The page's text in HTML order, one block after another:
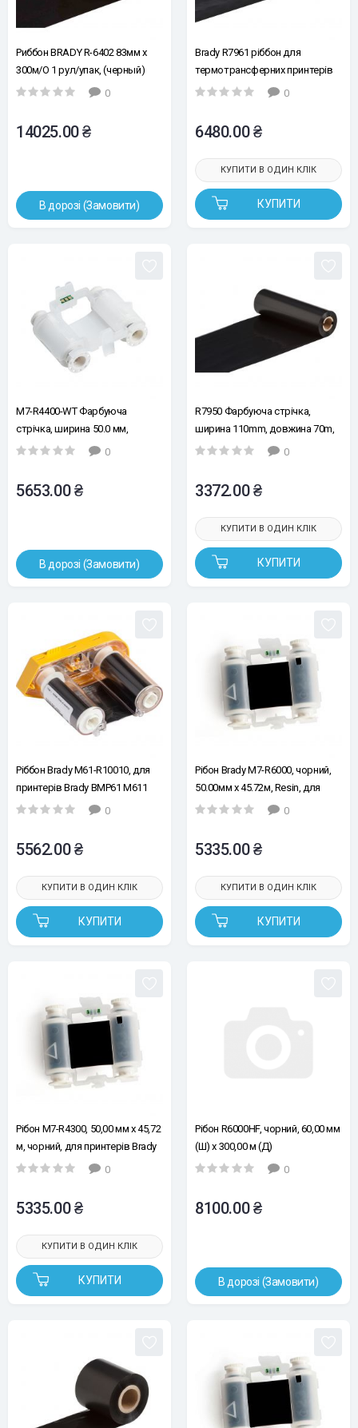
Риббон BRADY R-6402 83мм x
300м/O 1 рул/упак, (черный)
0
14025.00 ₴
В дорозі (Замовити)
Brady R7961 ріббон для
термотрансферних принтерів
0
6480.00 ₴
КУПИТИ
КУПИТИ В ОДИН КЛІК
M7-R4400-WT Фарбуюча
стрічка, ширина 50.0 мм,
довжина 45,72 м, колір білий,
0
5653.00 ₴
В дорозі (Замовити)
R7950 Фарбуюча стрічка,
ширина 110mm, довжина 70m,
колір чорний, до принтерів
0
3372.00 ₴
КУПИТИ
КУПИТИ В ОДИН КЛІК
Ріббон Brady M61-R10010, для
принтерів Brady BMP61 M611
M610
0
5562.00 ₴
КУПИТИ
КУПИТИ В ОДИН КЛІК
Рібон Brady M7-R6000, чорний,
50.00мм х 45.72м, Resin, для
принтерів Brady BMP71, M710
0
5335.00 ₴
КУПИТИ
КУПИТИ В ОДИН КЛІК
Рібон M7-R4300, 50,00 мм х 45,72
м, чорний, для принтерів Brady
M710, BMP71
0
5335.00 ₴
КУПИТИ
КУПИТИ В ОДИН КЛІК
Рібон R6000HF, чорний, 60,00 мм
(Ш) x 300,00 м (Д)
0
8100.00 ₴
В дорозі (Замовити)